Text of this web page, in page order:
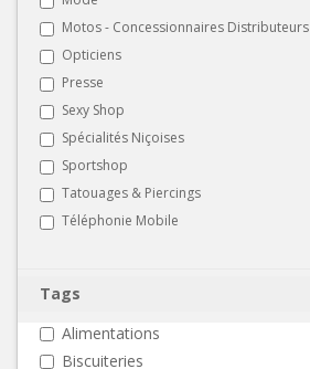
Motos - Concessionnaires Distributeurs
Opticiens
Presse
Sexy Shop
Spécialités Niçoises
Sportshop
Tatouages & Piercings
Téléphonie Mobile
Tags
Alimentations
Biscuiteries